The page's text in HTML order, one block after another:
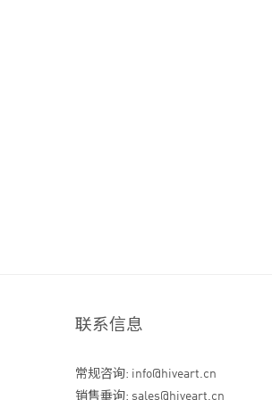
联系信息
常规咨询: info@hiveart.cn
销售垂询: sales@hiveart.cn